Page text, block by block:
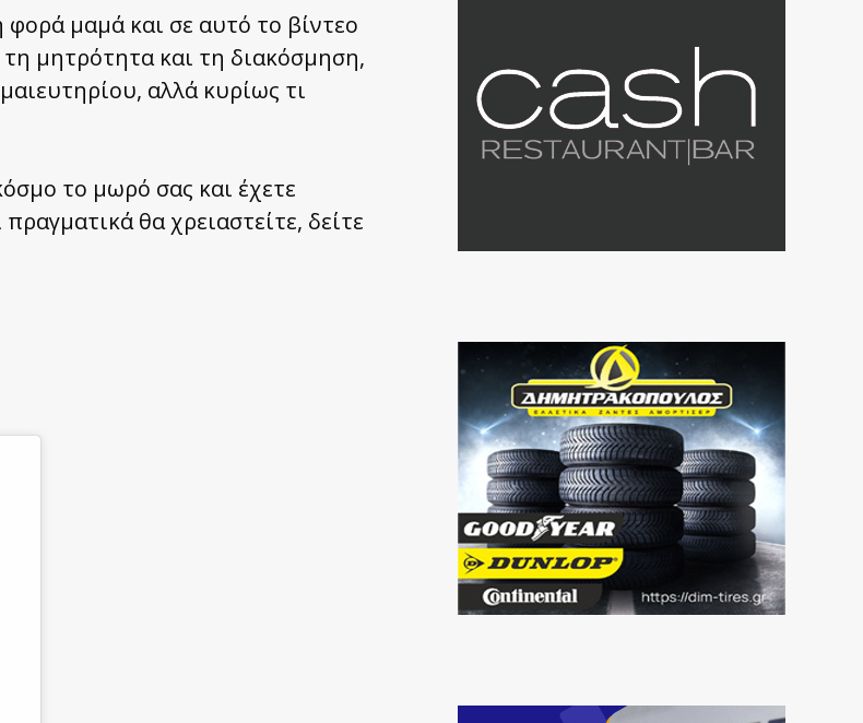
φορά μαμά και σε αυτό το βίντεο
τη μητρότητα και τη διακόσμηση,
αλλά κυρίως τι
το μωρό σας και έχετε
θα χρειαστείτε, δείτε